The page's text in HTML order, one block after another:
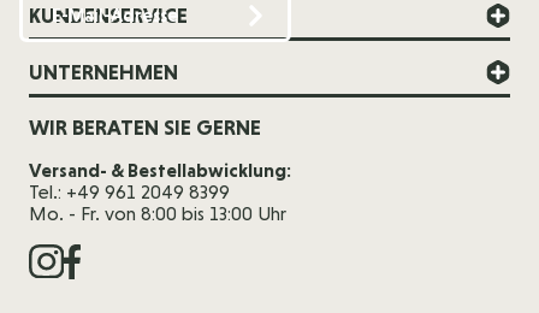
KUNDENSERVICE
UNTERNEHMEN
WIR BERATEN SIE GERNE
Versand- & Bestellabwicklung:
Tel.: +49 961 2049 8399
Mo. - Fr. von 8:00 bis 13:00 Uhr